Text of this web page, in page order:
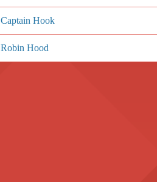
Captain Hook
Robin Hood